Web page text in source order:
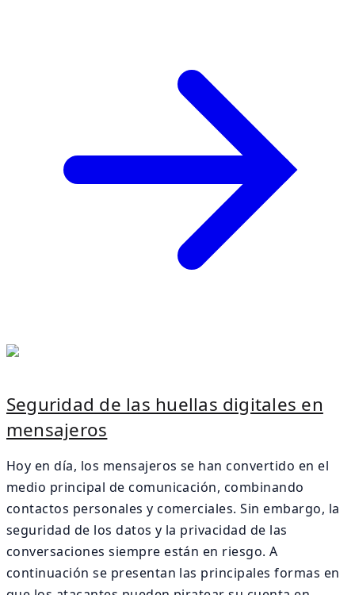
Seguridad de las huellas digitales en
mensajeros
Hoy en día, los mensajeros se han convertido en el
medio principal de comunicación, combinando
contactos personales y comerciales. Sin embargo, la
seguridad de los datos y la privacidad de las
conversaciones siempre están en riesgo. A
continuación se presentan las principales formas en